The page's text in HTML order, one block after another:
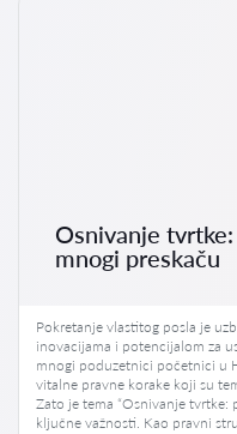
Osnivanje
mnogi preskaču
Pokretanje vlastitog posla je
inovacijama i potencijalom za
mnogi poduzetnici početnici u
vitalne pravne korake koji su
Zato je tema “Osnivanje tvrtke:
ključne važnosti. Kao pravni